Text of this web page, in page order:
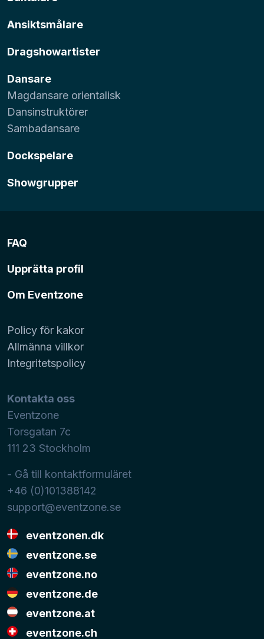
Ansiktsmålare
Dragshowartister
Dansare
Magdansare orientalisk
Dansinstruktörer
Sambadansare
Dockspelare
Showgrupper
FAQ
Upprätta profil
Om Eventzone
Policy för kakor
Allmänna villkor
Integritetspolicy
Kontakta oss
Eventzone
Torsgatan 7c
111 23 Stockholm
- Gå till kontaktformuläret
+46 (0)101388142
support@eventzone.se
eventzonen.dk
eventzone.se
eventzone.no
eventzone.de
eventzone.at
eventzone.ch